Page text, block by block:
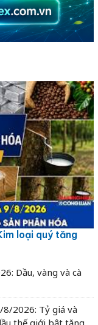
loại quý tăng
Dầu, vàng và cà
2026: Tỷ giá và
thế giới bật tăng